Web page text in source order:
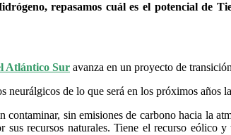
repasamos cuál es el potencial de
Atlántico Sur avanza en un proyecto de
de lo que será en los próximos años
sin emisiones de carbono hacia la
recursos naturales. Tiene el recurso eólico